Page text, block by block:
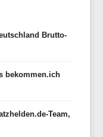
Brutto-
bekommen.ich
Team,